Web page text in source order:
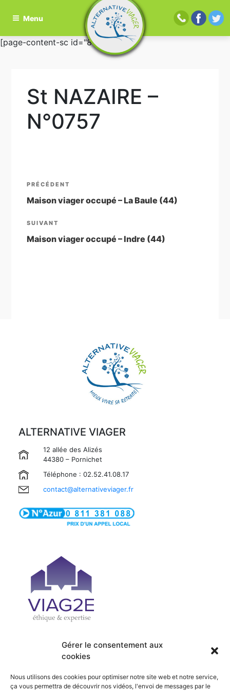
Gérer le consentement aux
cookies
Nous utilisons des cookies pour optimiser notre site web et notre service,
ça vous permettra de découvrir nos vidéos, l'envoi de messages par le
Aller
Menu
[page-content-sc id="81"]
St NAZAIRE –
N°0757
Navigation
de
l’article
Article
précédent
PRÉCÉDENT
Maison viager occupé – La Baule (44)
Article
suivant
SUIVANT
Maison viager occupé – Indre (44)
ALTERNATIVE VIAGER
12 allée des Alizés
44380 – Pornichet
Téléphone : 02.52.41.08.17
contact@alternativeviager.fr
| ACTUALITÉS
| RECRUTEMENT